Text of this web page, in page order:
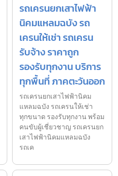
รถเครนยกเสาไฟฟ้า
นิคมแหลมฉบัง รถ
เครนให้เช่า รถเครน
รับจ้าง ราคาถูก
รองรับทุกงาน บริการ
ทุกพื้นที่ ภาคตะวันออก
รถเครนยกเสาไฟฟ้านิคม
แหลมฉบัง รถเครนให้เช่า
ทุกขนาด รองรับทุกงาน พร้อม
คนขับผู้เชี่ยวชาญ รถเครนยก
เสาไฟฟ้านิคมแหลมฉบัง
รถเค